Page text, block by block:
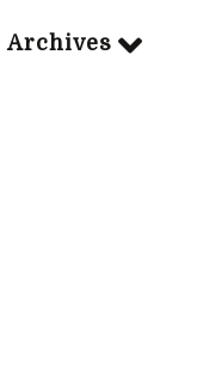
Archives